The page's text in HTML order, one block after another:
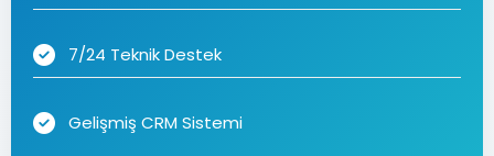
7/24 Teknik Destek
Gelişmiş CRM Sistemi